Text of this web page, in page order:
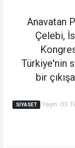
Anavatan
Çelebi,
Türkiye'nin
bir
SIYASET
Yayın: 05